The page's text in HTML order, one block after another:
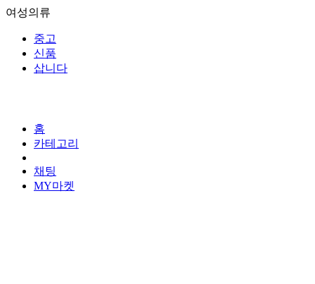
여성의류
중고
신품
삽니다
홈
카테고리
채팅
MY마켓